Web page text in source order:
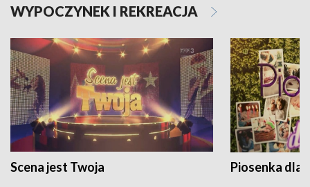
WYPOCZYNEK I REKREACJA
Scena jest Twoja Piosenka dla